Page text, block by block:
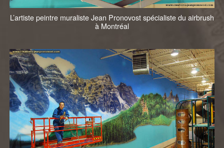
L’artiste peintre muraliste Jean Pronovost spécialiste du airbrush
à Montréal